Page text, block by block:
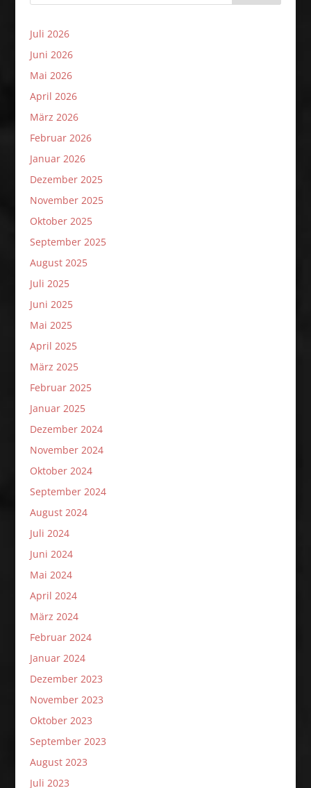
Juli 2026
Juni 2026
Mai 2026
April 2026
März 2026
Februar 2026
Januar 2026
Dezember 2025
November 2025
Oktober 2025
September 2025
August 2025
Juli 2025
Juni 2025
Mai 2025
April 2025
März 2025
Februar 2025
Januar 2025
Dezember 2024
November 2024
Oktober 2024
September 2024
August 2024
Juli 2024
Juni 2024
Mai 2024
April 2024
März 2024
Februar 2024
Januar 2024
Dezember 2023
November 2023
Oktober 2023
September 2023
August 2023
Juli 2023